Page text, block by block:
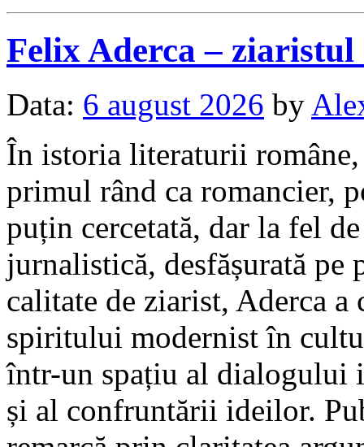
Felix Aderca –
Data: 6 august 2026 by
În istoria literaturii
primul rând ca romancier,
puțin cercetată, dar la fel
jurnalistică, desfășurată pe
calitate de ziarist, Aderca
spiritului modernist în
într-un spațiu al dialogului
și al confruntării ideilor.